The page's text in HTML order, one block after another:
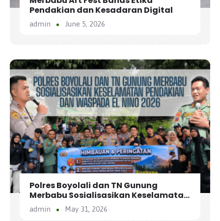
Pendakian dan Kesadaran Digital
admin June 5, 2026
Polres Boyolali dan TN Gunung
Merbabu Sosialisasikan Keselamatan
Pendakian dan Waspada El Nino 2026
admin May 31, 2026